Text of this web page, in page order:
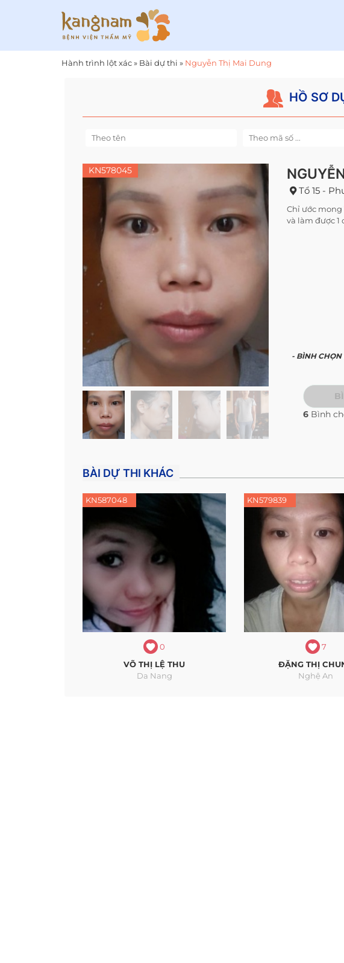
Hành trình lột xác» Bài dự thi » Nguyễn Thị Mai Dung
HỒ SƠ
KN578045
Tổ 15 -
Chỉ ước
và làm được
- BÌNH
6Bình
BÀI DỰ THI KHÁC
KN587048
0
VÕ THỊ LỆ THU
Da Nang
KN579839
7
ĐẶNG THỊ
Nghệ An